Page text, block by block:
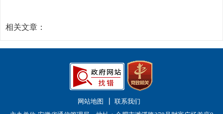
相关文章：
网站地图
联系我们